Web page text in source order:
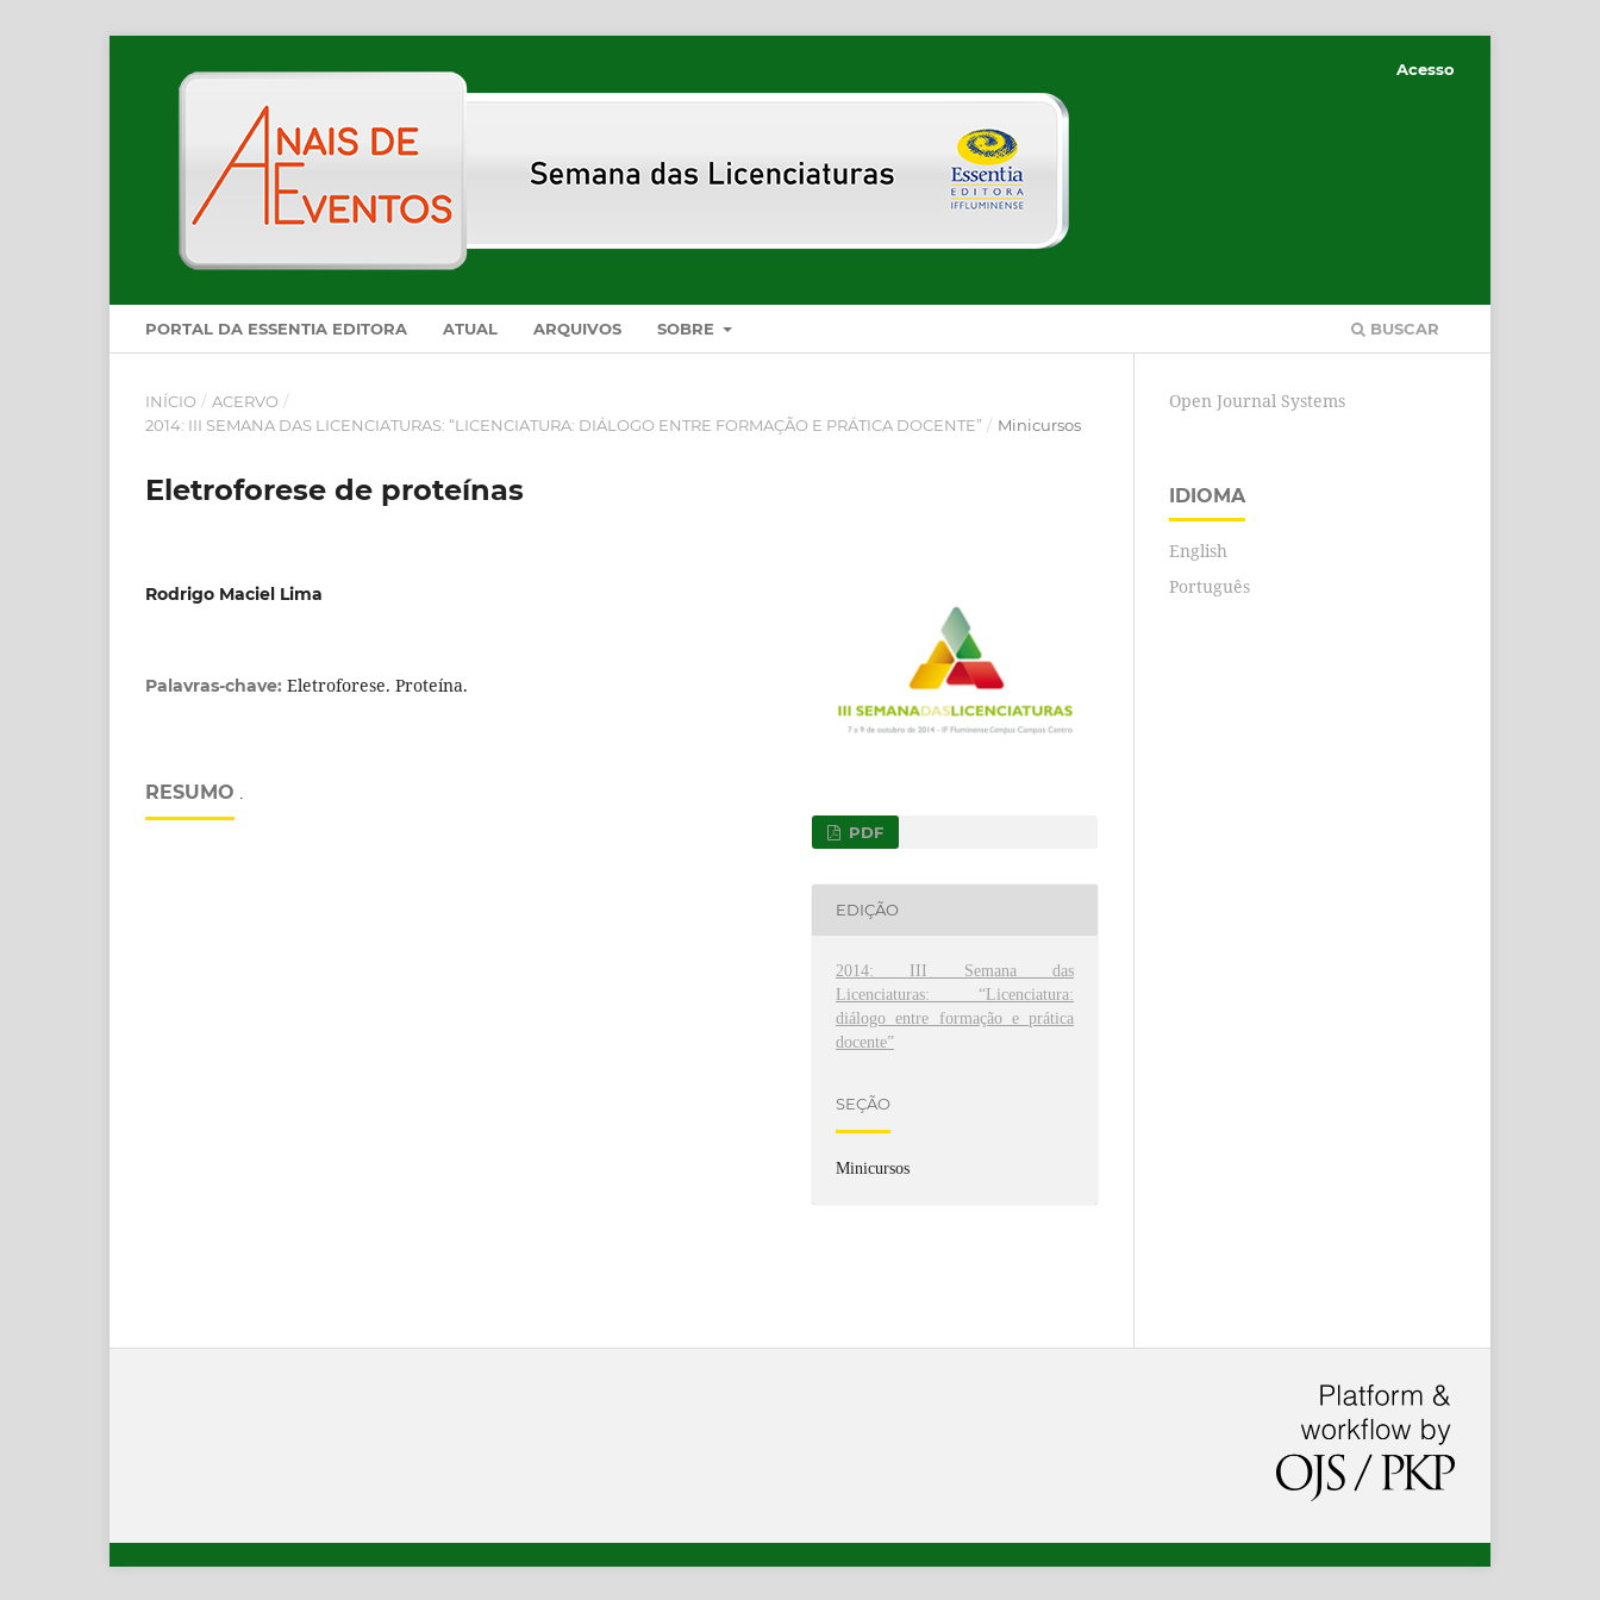
PORTAL DA ESSENTIA EDITORA ATUAL ARQUIVOS SOBRE BUSCAR
Acesso
INÍCIO / ACERVO /
2014: III SEMANA DAS LICENCIATURAS: “LICENCIATURA: DIÁLOGO ENTRE FORMAÇÃO E PRÁTICA DOCENTE” / Minicursos
Eletroforese de proteínas
Rodrigo Maciel Lima
Palavras-chave: Eletroforese. Proteína.
RESUMO
PDF
EDIÇÃO
2014: III Semana das
Licenciaturas: “Licenciatura:
diálogo entre formação e prática
docente”
SEÇÃO
Minicursos
Open Journal Systems
IDIOMA
English
Português